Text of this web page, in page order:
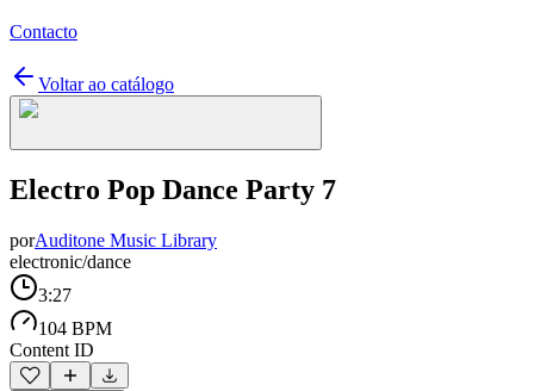
Contacto
Voltar ao catálogo
Electro Pop Dance Party 7
porAuditone Music Library
electronic/dance
3:27
104 BPM
Content ID